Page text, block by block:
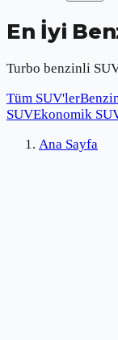
En İyi
Turbo benzinli
Tüm SUV'ler
SUVEkonomik
Ana Sayfa